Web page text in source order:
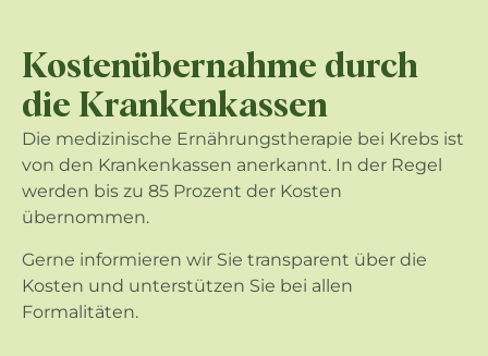
Kostenübernahme durch
die Krankenkassen
Die medizinische Ernährungstherapie bei Krebs ist
von den Krankenkassen anerkannt. In der Regel
werden bis zu 85 Prozent der Kosten
übernommen.
Gerne informieren wir Sie transparent über die
Kosten und unterstützen Sie bei allen
Formalitäten.